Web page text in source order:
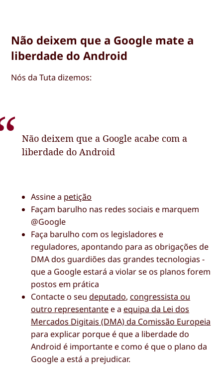
Não deixem que a Google mate a
liberdade do Android
Nós da Tuta dizemos:
Não deixem que a Google acabe com a
liberdade do Android
Assine a petição
Façam barulho nas redes sociais e marquem
@Google
Faça barulho com os legisladores e
reguladores, apontando para as obrigações de
DMA dos guardiões das grandes tecnologias -
que a Google estará a violar se os planos forem
postos em prática
Contacte o seudeputado, congressista ou
outro representante e a equipa da Lei dos
Mercados Digitais (DMA) da Comissão Europeia
para explicar porque é que a liberdade do
Android é importante e como é que o plano da
Google a está a prejudicar.